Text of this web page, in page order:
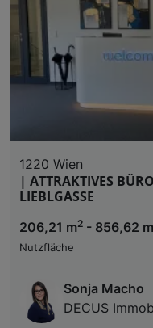
1220 Wien
| ATTRAKTIVES
LIEBLGASSE
206,21 m2 - 856,62 m
Nutzfläche
Sonja Macho
DECUS